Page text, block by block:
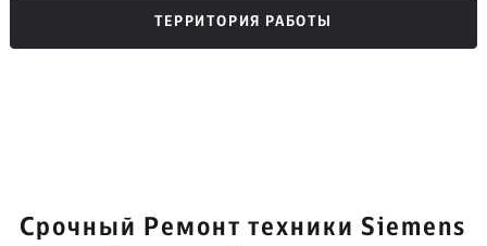
ТЕРРИТОРИЯ РАБОТЫ
Срочный Ремонт техники Siemens